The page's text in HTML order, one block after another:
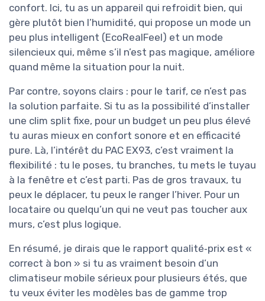
confort. Ici, tu as un appareil qui refroidit bien, qui
gère plutôt bien l’humidité, qui propose un mode un
peu plus intelligent (EcoRealFeel) et un mode
silencieux qui, même s’il n’est pas magique, améliore
quand même la situation pour la nuit.
Par contre, soyons clairs : pour le tarif, ce n’est pas
la solution parfaite. Si tu as la possibilité d’installer
une clim split fixe, pour un budget un peu plus élevé
tu auras mieux en confort sonore et en efficacité
pure. Là, l’intérêt du PAC EX93, c’est vraiment la
flexibilité : tu le poses, tu branches, tu mets le tuyau
à la fenêtre et c’est parti. Pas de gros travaux, tu
peux le déplacer, tu peux le ranger l’hiver. Pour un
locataire ou quelqu’un qui ne veut pas toucher aux
murs, c’est plus logique.
En résumé, je dirais que le rapport qualité‑prix est «
correct à bon » si tu as vraiment besoin d’un
climatiseur mobile sérieux pour plusieurs étés, que
tu veux éviter les modèles bas de gamme trop